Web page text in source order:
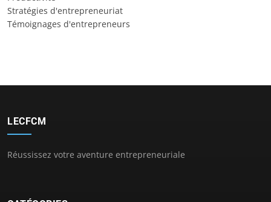
Stratégies d'entrepreneuriat
Témoignages d'entrepreneurs
LECFCM
Réussissez votre aventure entrepreneuriale